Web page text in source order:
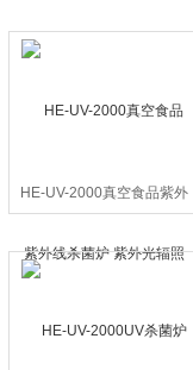
HE-UV-2000真空食品紫外
线杀菌炉 紫外光辐照灭菌箱